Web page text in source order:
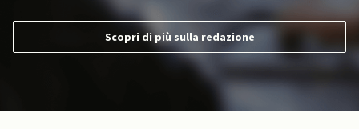
Scopri di più sulla redazione